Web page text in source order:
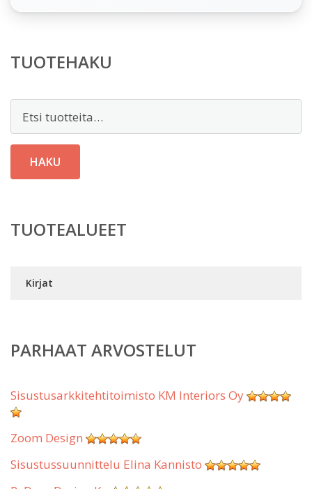
TUOTEHAKU
HAKU
TUOTEALUEET
Kirjat
PARHAAT ARVOSTELUT
Sisustusarkkitehtitoimisto KM Interiors Oy
Zoom Design
Sisustussuunnittelu Elina Kannisto